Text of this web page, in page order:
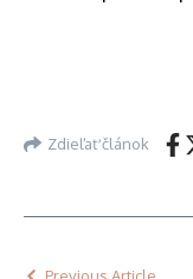
Zdieľať článok
Previous Article